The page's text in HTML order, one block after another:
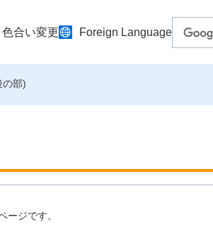
合い変更 Foreign Language
の部)
ージです。